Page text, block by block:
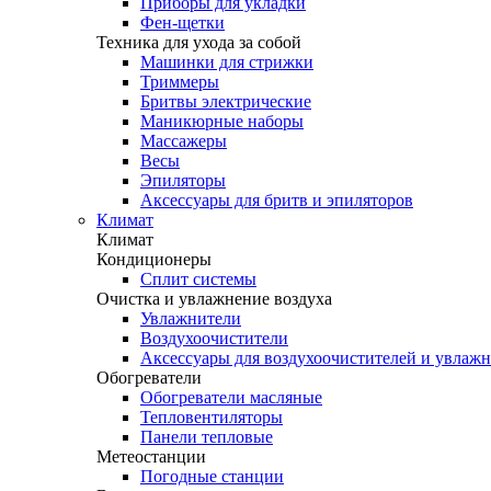
Фен-щетки
Техника для ухода за собой
Машинки для стрижки
Триммеры
Бритвы электрические
Маникюрные наборы
Массажеры
Весы
Эпиляторы
Аксессуары для бритв и эпиляторов
Климат
Климат
Кондиционеры
Сплит системы
Очистка и увлажнение воздуха
Увлажнители
Воздухоочистители
Аксессуары для воздухоочистителей и
Обогреватели
Обогреватели масляные
Тепловентиляторы
Панели тепловые
Метеостанции
Погодные станции